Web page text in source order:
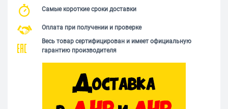
Самые короткие сроки доставки
Оплата при получении и проверке
Весь товар сертифицирован и имеет официальную
гарантию производителя